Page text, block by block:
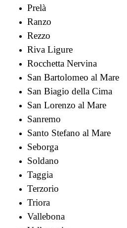
Prelà
Ranzo
Rezzo
Riva Ligure
Rocchetta Nervina
San Bartolomeo al Mare
San Biagio della Cima
San Lorenzo al Mare
Sanremo
Santo Stefano al Mare
Seborga
Soldano
Taggia
Terzorio
Triora
Vallebona